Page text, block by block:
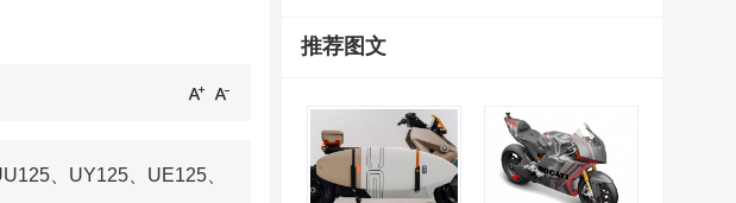
、UY125、UE125、
推荐图文